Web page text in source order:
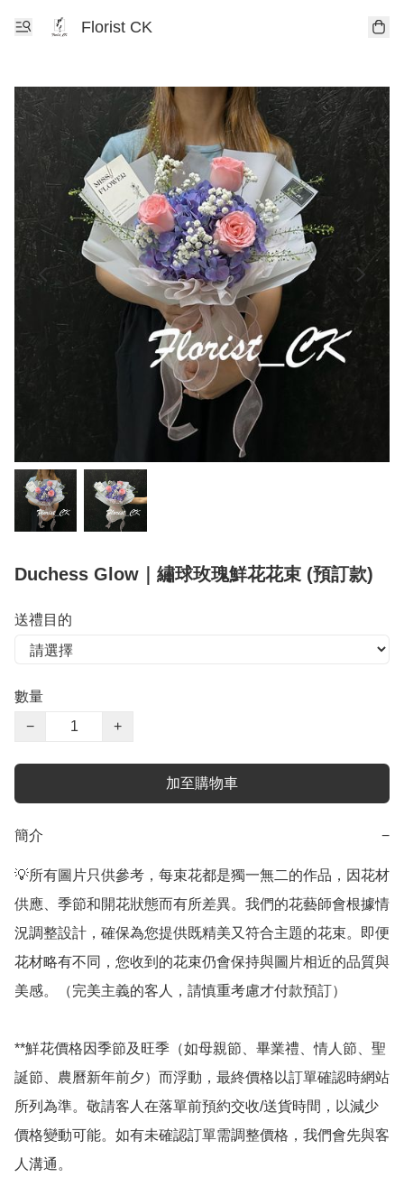
Florist CK
Duchess Glow｜繡球玫瑰鮮花花束 (預訂款)
送禮目的
數量
−
+
加至購物車
簡介 −
💡所有圖片只供參考，每束花都是獨一無二的作品，因花材
供應、季節和開花狀態而有所差異。我們的花藝師會根據情
況調整設計，確保為您提供既精美又符合主題的花束。即便
花材略有不同，您收到的花束仍會保持與圖片相近的品質與
美感。（完美主義的客人，請慎重考慮才付款預訂）
**鮮花價格因季節及旺季（如母親節、畢業禮、情人節、聖
誕節、農曆新年前夕）而浮動，最終價格以訂單確認時網站
所列為準。敬請客人在落單前預約交收/送貨時間，以減少
價格變動可能。如有未確認訂單需調整價格，我們會先與客
人溝通。